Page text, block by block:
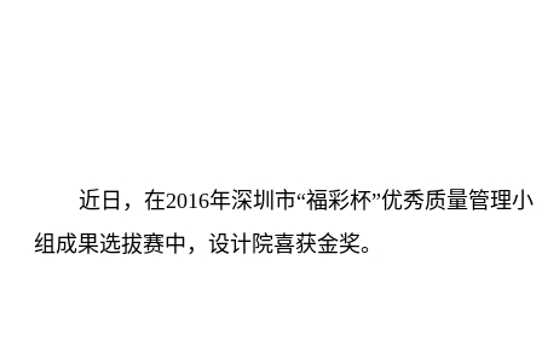
近日，在2016年深圳市“福彩杯”优秀质量管理小
组成果选拔赛中，设计院喜获金奖。